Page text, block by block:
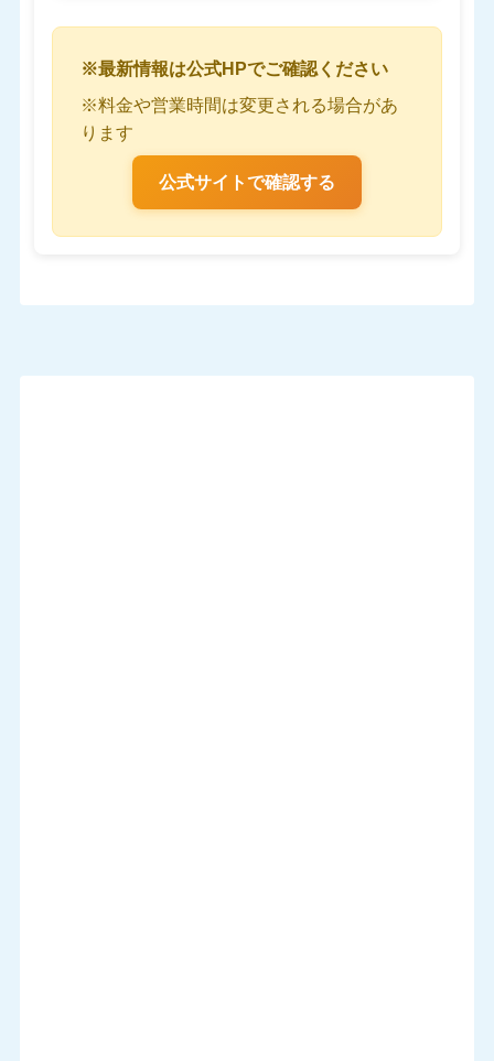
※最新情報は公式HPでご確認ください
※料金や営業時間は変更される場合があ
ります
公式サイトで確認する